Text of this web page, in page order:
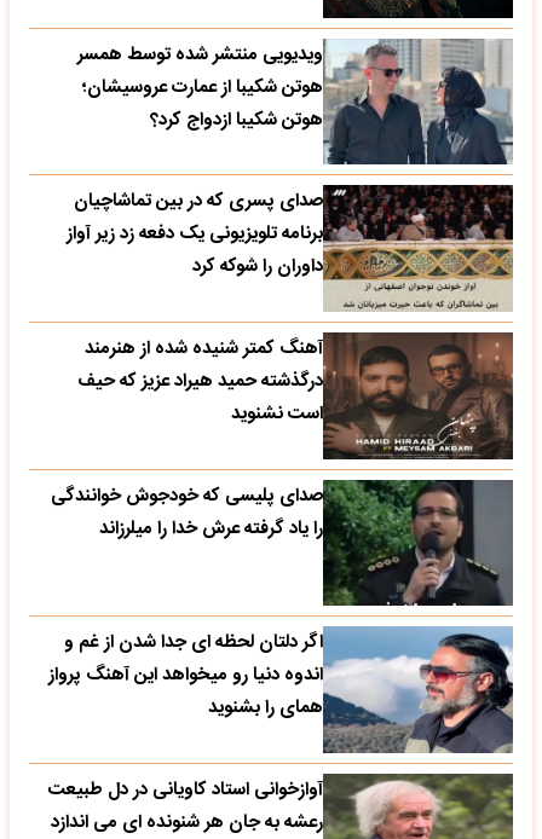
ویدیویی منتشر شده توسط همسر
هوتن شکیبا از عمارت عروسیشان؛
هوتن شکیبا ازدواج کرد؟
صدای پسری که در بین تماشاچیان
برنامه تلویزیونی یک دفعه زد زیر آواز
داوران را شوکه کرد
آهنگ کمتر شنیده شده از هنرمند
درگذشته حمید هیراد عزیز که حیف
است نشنوید
صدای پلیسی که خودجوش خوانندگی
را یاد گرفته عرش خدا را میلرزاند
اگر دلتان لحظه ای جدا شدن از غم و
اندوه دنیا رو میخواهد این آهنگ پرواز
همای را بشنوید
آوازخوانی استاد کاویانی در دل طبیعت
رعشه به جان هر شنونده ای می اندازد